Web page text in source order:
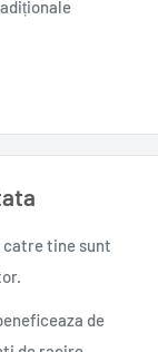
Superior Casa
și proprietățile
la detalii și
și calitate,
acest malai
tine sunt
de